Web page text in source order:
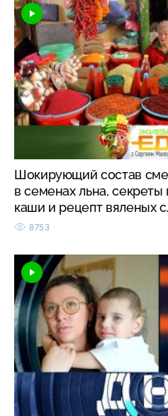
Шокирующий состав
в семенах льна, секреты
каши и рецепт вяленых
8753